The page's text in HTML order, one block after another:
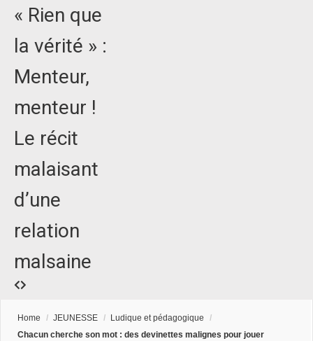
« Rien que
la vérité » :
Menteur,
menteur !
Le récit
malaisant
d’une
relation
malsaine
Home / JEUNESSE / Ludique et pédagogique
/
Chacun cherche son mot : des devinettes malignes pour jouer